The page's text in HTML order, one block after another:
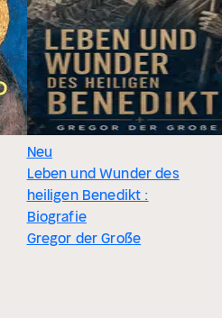
Neu
Leben und Wunder des
heiligen Benedikt :
Biografie
Gregor der Große